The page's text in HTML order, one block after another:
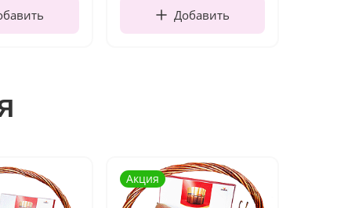
Добавить
Акция